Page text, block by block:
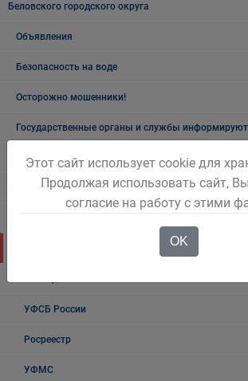
Беловского городского округа
Объявления
Безопасность на воде
Осторожно мошенники!
Государственные органы и службы информируют
Учреждения Здравоохранения
Налоговая инспекция информирует
УФСБ России
Росреестр
УФМС
Этот сайт использует cookie для
Продолжая использовать сайт,
согласие на работу с этими
OK